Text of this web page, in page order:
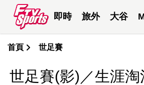
即時 旅外 大谷
首頁 世足賽
世足賽(影)／生涯淘